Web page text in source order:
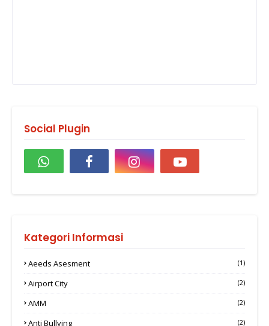
Social Plugin
Kategori Informasi
Aeeds Asesment (1)
Airport City (2)
AMM (2)
Anti Bullying (2)